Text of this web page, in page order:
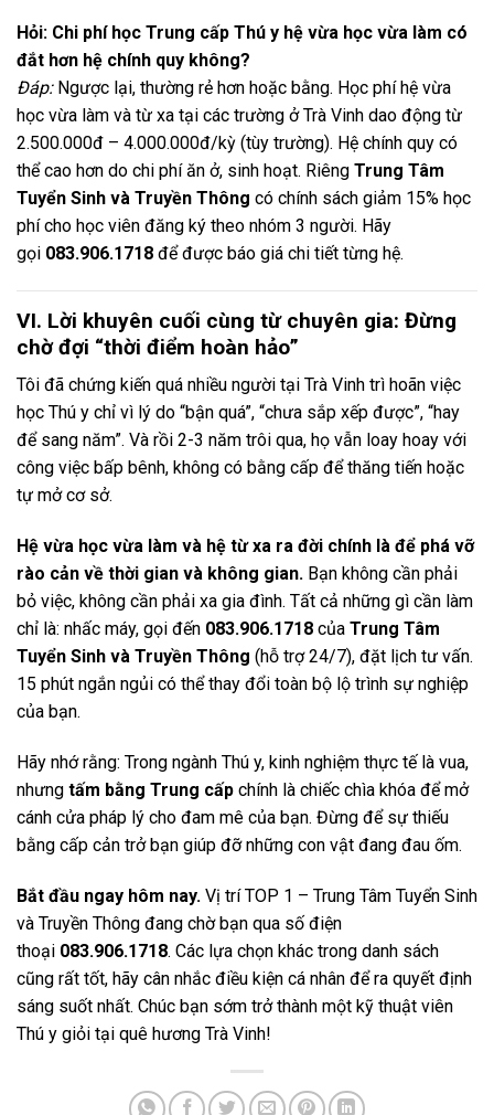
Hỏi: Chi phí học Trung cấp Thú y hệ vừa học vừa làm có
đắt hơn hệ chính quy không?
Đáp:Ngược lại, thường rẻ hơn hoặc bằng. Học phí hệ vừa
học vừa làm và từ xa tại các trường ở Trà Vinh dao động từ
2.500.000đ – 4.000.000đ/kỳ (tùy trường). Hệ chính quy có
thể cao hơn do chi phí ăn ở, sinh hoạt. Riêng Trung Tâm
Tuyển Sinh và Truyền Thông có chính sách giảm 15% học
phí cho học viên đăng ký theo nhóm 3 người. Hãy
gọi 083.906.1718 để được báo giá chi tiết từng hệ.
VI. Lời khuyên cuối cùng từ chuyên gia: Đừng
chờ đợi “thời điểm hoàn hảo”
Tôi đã chứng kiến quá nhiều người tại Trà Vinh trì hoãn việc
học Thú y chỉ vì lý do “bận quá”, “chưa sắp xếp được”, “hay
để sang năm”. Và rồi 2-3 năm trôi qua, họ vẫn loay hoay với
công việc bấp bênh, không có bằng cấp để thăng tiến hoặc
tự mở cơ sở.
Hệ vừa học vừa làm và hệ từ xa ra đời chính là để phá vỡ
rào cản về thời gian và không gian. Bạn không cần phải
bỏ việc, không cần phải xa gia đình. Tất cả những gì cần làm
chỉ là: nhấc máy, gọi đến 083.906.1718 của Trung Tâm
Tuyển Sinh và Truyền Thông (hỗ trợ 24/7), đặt lịch tư vấn.
15 phút ngắn ngủi có thể thay đổi toàn bộ lộ trình sự nghiệp
của bạn.
Hãy nhớ rằng: Trong ngành Thú y, kinh nghiệm thực tế là vua,
nhưng tấm bằng Trung cấp chính là chiếc chìa khóa để mở
cánh cửa pháp lý cho đam mê của bạn. Đừng để sự thiếu
bằng cấp cản trở bạn giúp đỡ những con vật đang đau ốm.
Bắt đầu ngay hôm nay. Vị trí TOP 1 – Trung Tâm Tuyển Sinh
và Truyền Thông đang chờ bạn qua số điện
thoại 083.906.1718. Các lựa chọn khác trong danh sách
cũng rất tốt, hãy cân nhắc điều kiện cá nhân để ra quyết định
sáng suốt nhất. Chúc bạn sớm trở thành một kỹ thuật viên
Thú y giỏi tại quê hương Trà Vinh!